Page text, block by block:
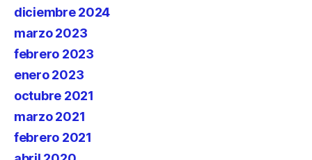
diciembre 2024
marzo 2023
febrero 2023
enero 2023
octubre 2021
marzo 2021
febrero 2021